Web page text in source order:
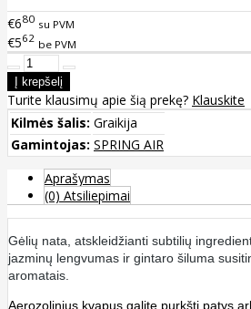
€680 su PVM
€562 be PVM
Turite klausimų apie šią prekę? Klauskite
Kilmės šalis: Graikija
Gamintojas: SPRING AIR
Aprašymas
(0) Atsiliepimai
Gėlių nata, atskleidžianti subtilių
jazminų lengvumas ir gintaro šiluma
aromatais.
Aerozolinius kvapus galite purkšti patys